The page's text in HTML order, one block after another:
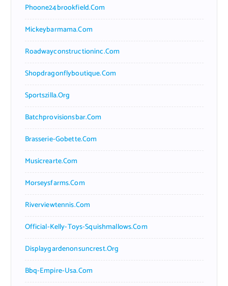
Phoone24brookfield.com
Mickeybarmama.com
Roadwayconstructioninc.com
Shopdragonflyboutique.com
Sportszilla.org
Batchprovisionsbar.com
Brasserie-Gobette.com
Musicrearte.com
Morseysfarms.com
Riverviewtennis.com
Official-Kelly-Toys-Squishmallows.com
Displaygardenonsuncrest.org
Bbq-Empire-Usa.com